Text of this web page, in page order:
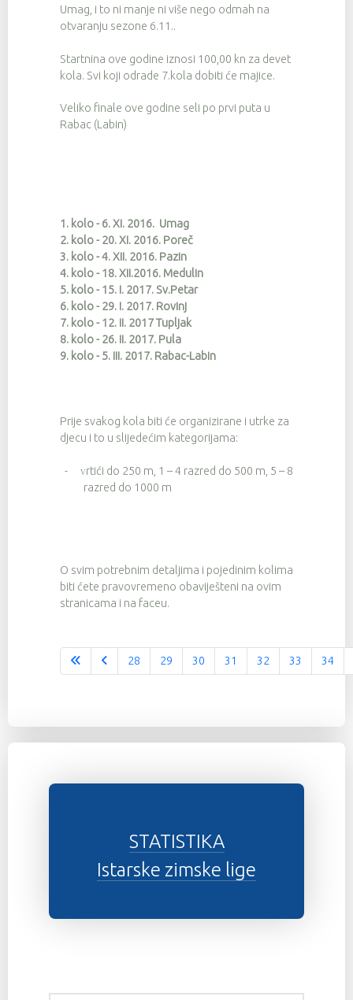
Umag, i to ni manje ni više nego odmah na
otvaranju sezone 6.11..
Startnina ove godine iznosi 100,00 kn za devet
kola. Svi koji odrade 7.kola dobiti će majice.
Veliko finale ove godine seli po prvi puta u
Rabac (Labin)
1. kolo - 6. XI. 2016. Umag
2. kolo - 20. XI. 2016. Poreč
3. kolo - 4. XII. 2016. Pazin
4. kolo - 18. XII.2016. Medulin
5. kolo - 15. I. 2017. Sv.Petar
6. kolo - 29. I. 2017. Rovinj
7. kolo - 12. II. 2017 Tupljak
8. kolo - 26. II. 2017. Pula
9. kolo - 5. III. 2017. Rabac-Labin
Prije svakog kola biti će organizirane i utrke za
djecu i to u slijedećim kategorijama:
- V rtići do 250 m, 1 – 4 razred do 500 m, 5 – 8
razred do 1000 m
O svim potrebnim detaljima i pojedinim kolima
biti ćete pravovremeno obaviješteni na ovim
stranicama i na faceu.
Stranica 37 od 37
28 29 30 31 32 33 34
STATISTIKA
Istarske zimske lige